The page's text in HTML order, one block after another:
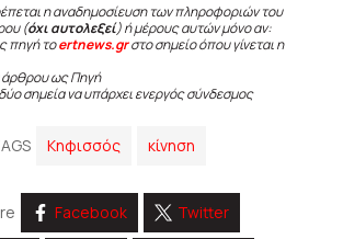
η αναδημοσίευση των πληροφοριών του
(όχι αυτολεξεί) ή μέρους αυτών μόνο αν:
πηγή τοertnews.grστο σημείο όπου γίνεται η
άρθρου ως Πηγή
σημεία να υπάρχει ενεργός σύνδεσμος
Κηφισσός κίνηση
Facebook Twitter